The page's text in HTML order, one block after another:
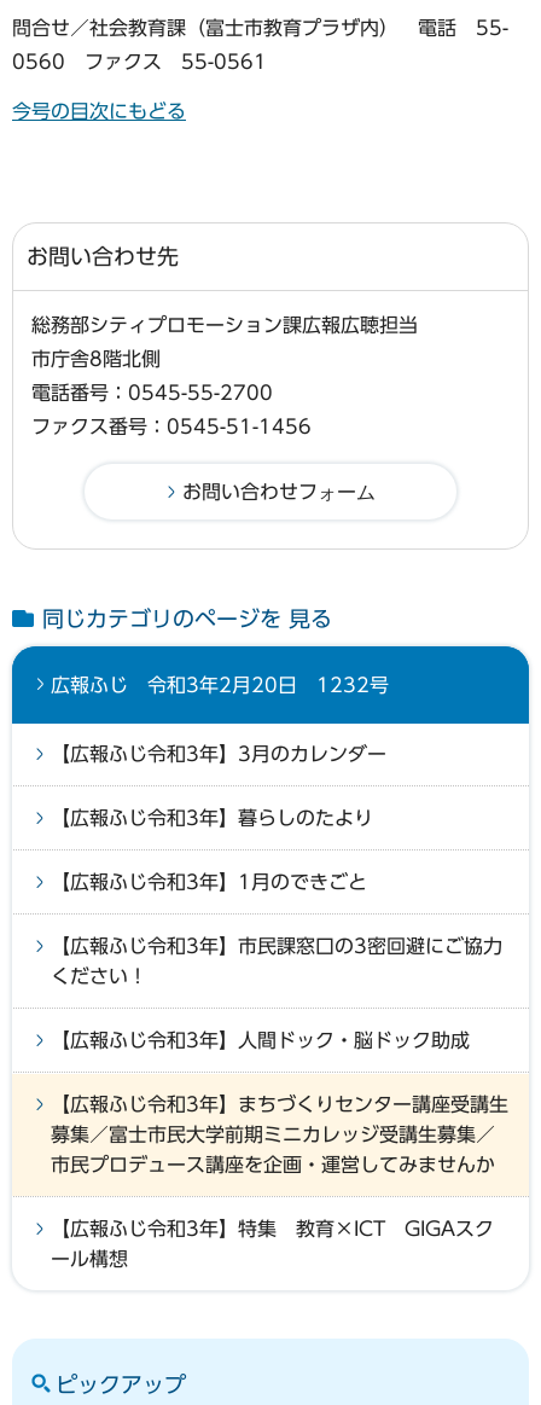
問合せ／社会教育課（富士市教育プラザ内） 電話 55-
0560 ファクス 55-0561
今号の目次にもどる
お問い合わせ先
総務部シティプロモーション課広報広聴担当
市庁舎8階北側
電話番号：0545-55-2700
ファクス番号：0545-51-1456
同じカテゴリのページを 見る
広報ふじ 令和3年2月20日 1232号
【広報ふじ令和3年】3月のカレンダー
【広報ふじ令和3年】暮らしのたより
【広報ふじ令和3年】1月のできごと
【広報ふじ令和3年】市民課窓口の3密回避にご協力
ください！
【広報ふじ令和3年】人間ドック・脳ドック助成
【広報ふじ令和3年】まちづくりセンター講座受講生
募集／富士市民大学前期ミニカレッジ受講生募集／
市民プロデュース講座を企画・運営してみませんか
【広報ふじ令和3年】特集 教育×ICT GIGAスク
ール構想
ピックアップ